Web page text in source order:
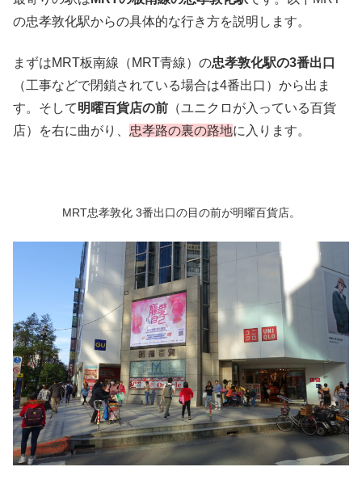
の忠孝敦化駅からの具体的な行き方を説明します。
まずはMRT板南線（MRT青線）の忠孝敦化駅の3番出口
（工事などで閉鎖されている場合は4番出口）から出ま
す。そして明曜百貨店の前 （ユニクロが入っている百貨
店）を右に曲がり、 忠孝路の裏の路地に入ります。
MRT忠孝敦化 3番出口の目の前が明曜百貨店。